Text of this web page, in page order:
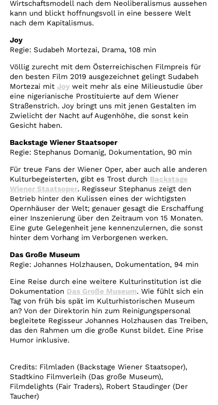
Wirtschaftsmodell nach dem Neoliberalismus aussehen
kann und blickt hoffnungsvoll in eine bessere Welt
nach dem Kapitalismus.
Joy
Regie: Sudabeh Mortezai, Drama, 108 min
Völlig zurecht mit dem Österreichischen Filmpreis für
den besten Film 2019 ausgezeichnet gelingt Sudabeh
Mortezai mit Joy weit mehr als eine Milieustudie über
eine nigerianische Prostituierte auf dem Wiener
Straßenstrich. Joy bringt uns mit jenen Gestalten im
Zwielicht der Nacht auf Augenhöhe, die sonst kein
Gesicht haben.
Backstage Wiener Staatsoper
Regie: Stephanus Domanig, Dokumentation, 90 min
Für treue Fans der Wiener Oper, aber auch alle anderen
Kulturbegeisterten, gibt es Trost durch Backstage
Wiener Staatsoper. Regisseur Stephanus zeigt den
Betrieb hinter den Kulissen eines der wichtigsten
Opernhäuser der Welt; genauer gesagt die Erschaffung
einer Inszenierung über den Zeitraum von 15 Monaten.
Eine gute Gelegenheit jene kennenzulernen, die sonst
hinter dem Vorhang im Verborgenen werken.
Das Große Museum
Regie: Johannes Holzhausen, Dokumentation, 94 min
Eine Reise durch eine weitere Kulturinstitution ist die
Dokumentation Das Große Museum. Wie fühlt sich ein
Tag von früh bis spät im Kulturhistorischen Museum
an? Von der Direktorin hin zum Reinigungspersonal
begleitete Regisseur Johannes Holzhausen das Treiben,
das den Rahmen um die große Kunst bildet. Eine Prise
Humor inklusive.
Credits: Filmladen (Backstage Wiener Staatsoper),
Stadtkino Filmverleih (Das große Museum),
Filmdelights (Fair Traders), Robert Staudinger (Der
Taucher)